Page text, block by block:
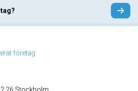
företag